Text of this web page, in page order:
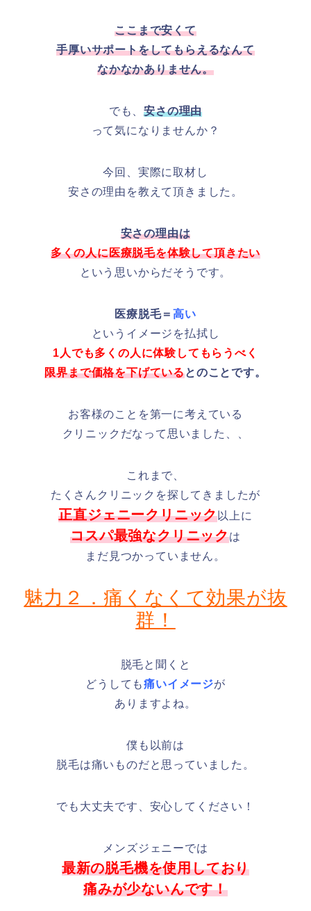
ここまで安くて
手厚いサポートをしてもらえるなんて
なかなかありません。
でも、安さの理由
って気になりませんか？
今回、実際に取材し
安さの理由を教えて頂きました。
安さの理由は
多くの人に医療脱毛を体験して頂きたい
という思いからだそうです。
医療脱毛＝高い
というイメージを払拭し
1人でも多くの人に体験してもらうべく
限界まで価格を下げているとのことです。
お客様のことを第一に考えている
クリニックだなって思いました、、
これまで、
たくさんクリニックを探してきましたが
正直ジェニークリニック以上に
コスパ最強なクリニックは
まだ見つかっていません。
魅力２．痛くなくて効果が抜
群！
脱毛と聞くと
どうしても痛いイメージが
ありますよね。
僕も以前は
脱毛は痛いものだと思っていました。
でも大丈夫です、安心してください！
メンズジェニーでは
最新の脱毛機を使用しており
痛みが少ないんです！